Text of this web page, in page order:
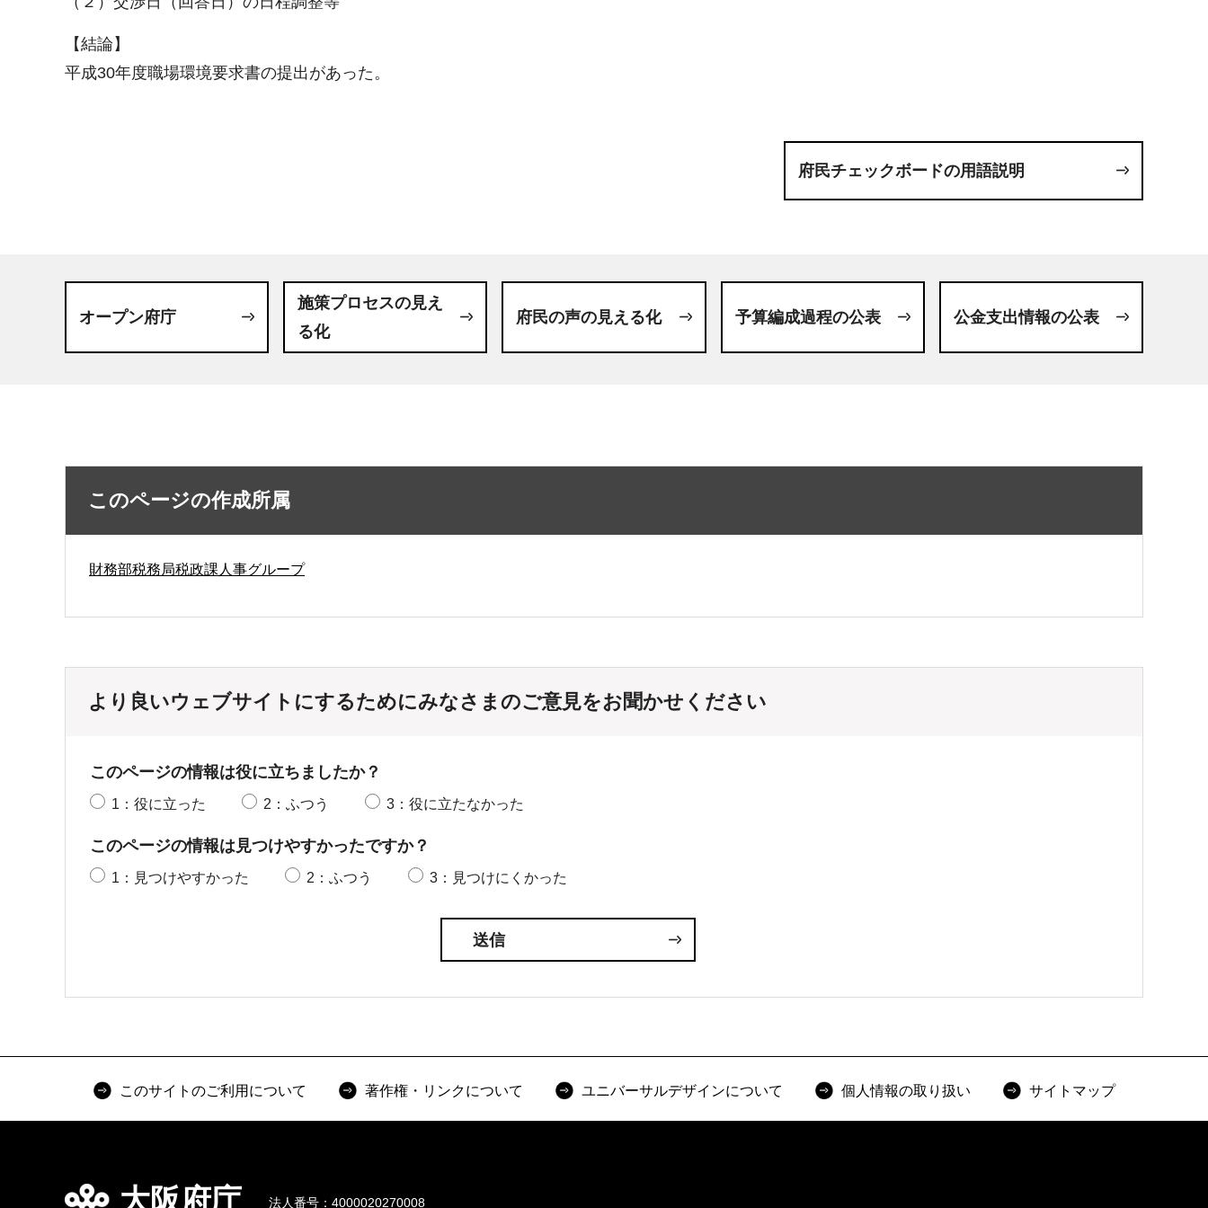
【結論】
平成30年度職場環境要求書の提出があった。
府民チェックボードの用語説明
オープン府庁
施策プロセスの見え
る化
府民の声の見える化 予算編成過程の公表 公金支出情報の公表
このページの作成所属
財務部税務局税政課人事グループ
より良いウェブサイトにするためにみなさまのご意見をお聞かせください
このページの情報は役に立ちましたか？
1：役に立った 2：ふつう 3：役に立たなかった
このページの情報は見つけやすかったですか？
1：見つけやすかった 2：ふつう 3：見つけにくかった
このサイトのご利用について 著作権・リンクについて ユニバーサルデザインについて 個人情報の取り扱い サイトマップ
大阪府庁 法人番号：4000020270008